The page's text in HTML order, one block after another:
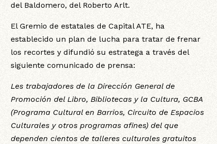
del Baldomero, del Roberto Arlt.
El Gremio de estatales de Capital ATE, ha
establecido un plan de lucha para tratar de frenar
los recortes y difundió su estratega a través del
siguiente comunicado de prensa:
Les trabajadores de la Dirección General de
Promoción del Libro, Bibliotecas y la Cultura, GCBA
(Programa Cultural en Barrios, Circuito de Espacios
Culturales y otros programas afines) del que
dependen cientos de talleres culturales gratuitos